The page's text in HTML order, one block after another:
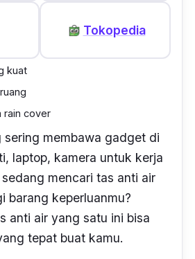
Tokopedia
kuat
rain cover
sering membawa gadget di
laptop, kamera untuk kerja
mencari tas anti air
barang keperluanmu?
anti air yang satu ini bisa
tepat buat kamu.